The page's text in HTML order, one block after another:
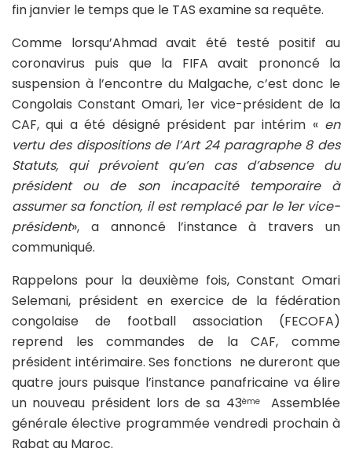
fin janvier le temps que le TAS examine sa requête.
Comme lorsqu’Ahmad avait été testé positif au
coronavirus puis que la FIFA avait prononcé la
suspension à l’encontre du Malgache, c’est donc le
Congolais Constant Omari, 1er vice-président de la
CAF, qui a été désigné président par intérim « en
vertu des dispositions de l’Art 24 paragraphe 8 des
Statuts, qui prévoient qu’en cas d’absence du
président ou de son incapacité temporaire à
assumer sa fonction, il est remplacé par le 1er vice-
président», a annoncé l’instance à travers un
communiqué.
Rappelons pour la deuxième fois, Constant Omari
Selemani, président en exercice de la fédération
congolaise de football association (FECOFA)
reprend les commandes de la CAF, comme
président intérimaire. Ses fonctions ne dureront que
quatre jours puisque l’instance panafricaine va élire
un nouveau président lors de sa 43èmeAssemblée
générale élective programmée vendredi prochain à
Rabat au Maroc.